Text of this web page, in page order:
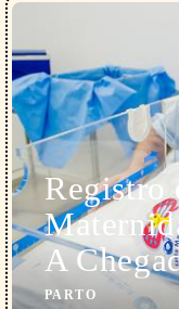
Registro
A
PARTO